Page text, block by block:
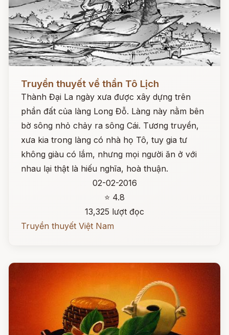
Đọc ngay
Truyền thuyết về thần Tô Lịch
Thành Đại La ngày xưa được xây dựng trên
phần đất của làng Long Đỗ. Làng này nằm bên
bờ sông nhỏ chảy ra sông Cái. Tương truyền,
xưa kia trong làng có nhà họ Tô, tuy gia tư
không giàu có lắm, nhưng mọi người ăn ở với
nhau lại thật là hiếu nghĩa, hoà thuận.
02-02-2016
⭐ 4.8
13,325 lượt đọc
Truyền thuyết Việt Nam